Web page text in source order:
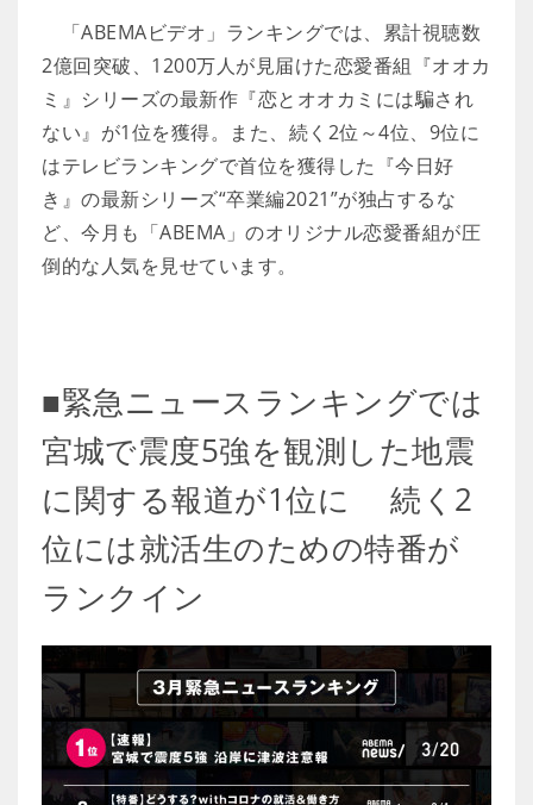
「ABEMAビデオ」ランキングでは、累計視聴数
2億回突破、1200万人が見届けた恋愛番組『オオカ
ミ』シリーズの最新作『恋とオオカミには騙され
ない』が1位を獲得。また、続く2位～4位、9位に
はテレビランキングで首位を獲得した『今日好
き』の最新シリーズ“卒業編2021”が独占するな
ど、今月も「ABEMA」のオリジナル恋愛番組が圧
倒的な人気を見せています。
■緊急ニュースランキングでは
宮城で震度5強を観測した地震
に関する報道が1位に 続く2
位には就活生のための特番が
ランクイン